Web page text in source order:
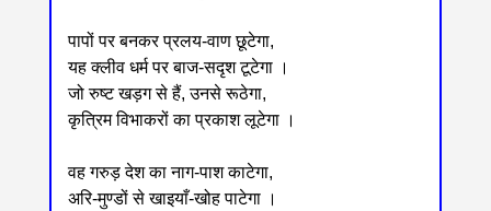
पापों पर बनकर प्रलय-वाण छूटेगा,
यह क्लीव धर्म पर बाज-सदृश टूटेगा ।
जो रुष्ट खड़ग से हैं, उनसे रूठेगा,
कृत्रिम विभाकरों का प्रकाश लूटेगा ।
वह गरुड़ देश का नाग-पाश काटेगा,
अरि-मुण्डों से खाइयाँ-खोह पाटेगा ।